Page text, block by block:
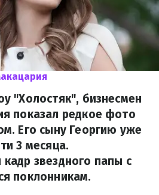
"Холостяк", бизнесмен
показал редкое фото
Его сыну Георгию уже
3 месяца.
звездного папы с
поклонникам.